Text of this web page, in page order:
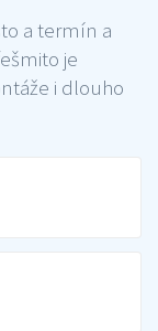
a termín a
je
i dlouho